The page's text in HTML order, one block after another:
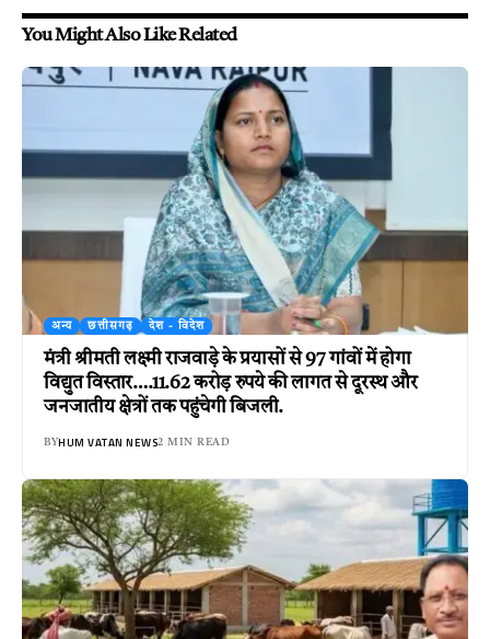
You Might Also Like Related
अन्य छत्तीसगढ़ देश - विदेश
मंत्री श्रीमती लक्ष्मी राजवाड़े के प्रयासों से 97 गांवों में होगा
विद्युत विस्तार….11.62 करोड़ रुपये की लागत से दूरस्थ और
जनजातीय क्षेत्रों तक पहुंचेगी बिजली.
BYHUM VATAN NEWS2 MIN READ